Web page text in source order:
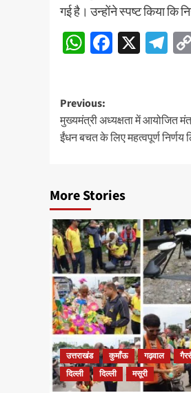
गई है। उन्होंने स्पष्ट किया कि
WhatsApp
X
Post
navigation
Previous:
मुख्यमंत्री अध्यक्षता में आयोजित
ईंधन बचत के लिए महत्वपूर्ण निर्णय
More Stories
उत्तराखंड कुमाँऊ गढ़वाल
दिल्ली
दिल्ली मसूरी